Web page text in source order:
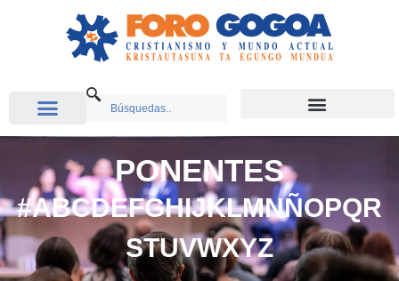
PONENTES
#ABCDEFGHIJKLMNÑOPQR
STUVWXYZ